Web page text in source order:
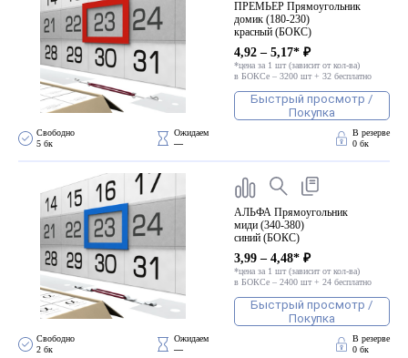
ПРЕМЬЕР Прямоугольник
домик (180-230)
красный (БОКС)
4,92 – 5,17* ₽
*цена за 1 шт (зависит от кол-ва)
в БОКСе – 3200 шт + 32 бесплатно
Быстрый просмотр /
Покупка
Свободно
5 бк
Ожидаем
—
В резерве
0 бк
АЛЬФА Прямоугольник
миди (340-380)
синий (БОКС)
3,99 – 4,48* ₽
*цена за 1 шт (зависит от кол-ва)
в БОКСе – 2400 шт + 24 бесплатно
Быстрый просмотр /
Покупка
Свободно
2 бк
Ожидаем
—
В резерве
0 бк